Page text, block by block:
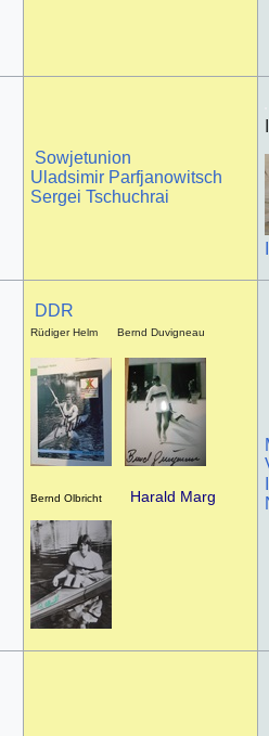
Sowjetunion
Uladsimir Parfjanowitsch
Sergei Tschuchrai
DDR
Rüdiger Helm Bernd Duvigneau
Bernd Olbricht Harald Marg